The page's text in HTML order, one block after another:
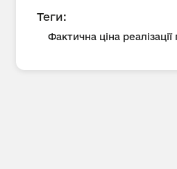
Теги:
Фактична ціна